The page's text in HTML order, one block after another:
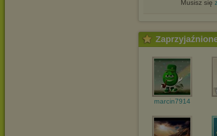
Musisz się
marcin7914